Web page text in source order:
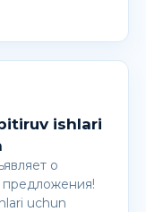
ishlari
о
uchun